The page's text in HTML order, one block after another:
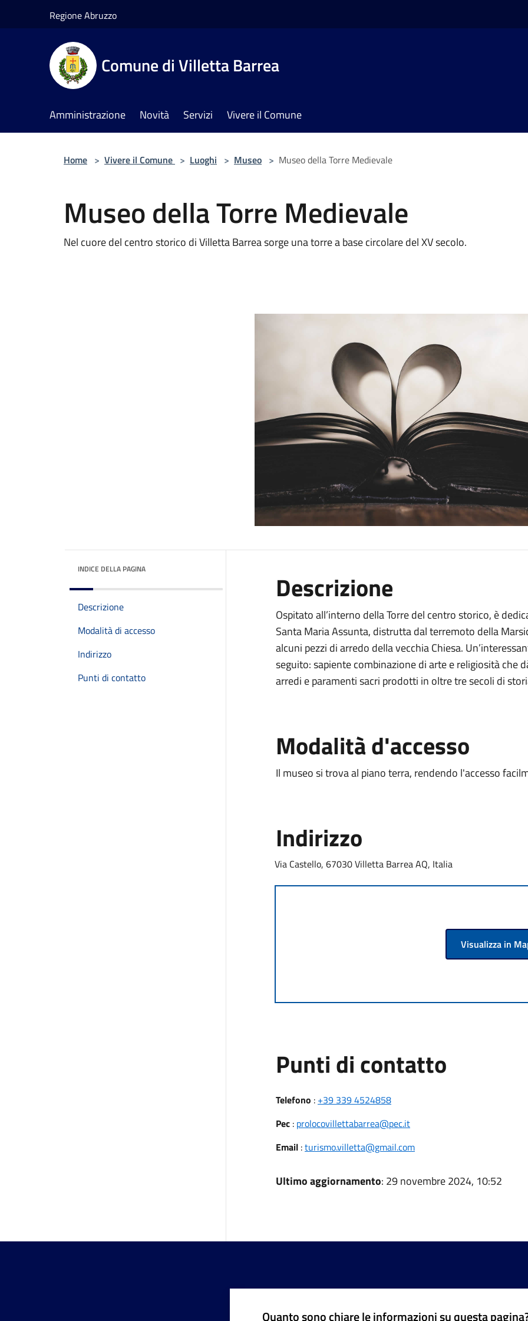
Regione Abruzzo
Comune di Villetta Barrea
Amministrazione Novità Servizi Vivere il Comune
Home > Vivere il Comune > Luoghi > Museo > Museo della Torre Medievale
Museo della Torre Medievale
Nel cuore del centro storico di Villetta Barrea sorge una torre a base circolare del XV secolo.
INDICE DELLA PAGINA
Descrizione
Modalità di accesso
Indirizzo
Punti di contatto
Descrizione
Ospitato all’interno della Torre del centro storico, è
Santa Maria Assunta, distrutta dal terremoto della
alcuni pezzi di arredo della vecchia Chiesa.
seguito: sapiente combinazione di arte e religiosità che
arredi e paramenti sacri prodotti in oltre tre secoli di
Modalità d'accesso
Il museo si trova al piano terra, rendendo l'accesso
Indirizzo
Via Castello, 67030 Villetta Barrea AQ, Italia
Visualizza in
Punti di contatto
Telefono : +39 339 4524858
Pec: prolocovillettabarrea@pec.it
Email:turismo.villetta@gmail.com
Ultimo aggiornamento: 29 novembre 2024, 10:52
Quanto sono chiare le informazioni su questa